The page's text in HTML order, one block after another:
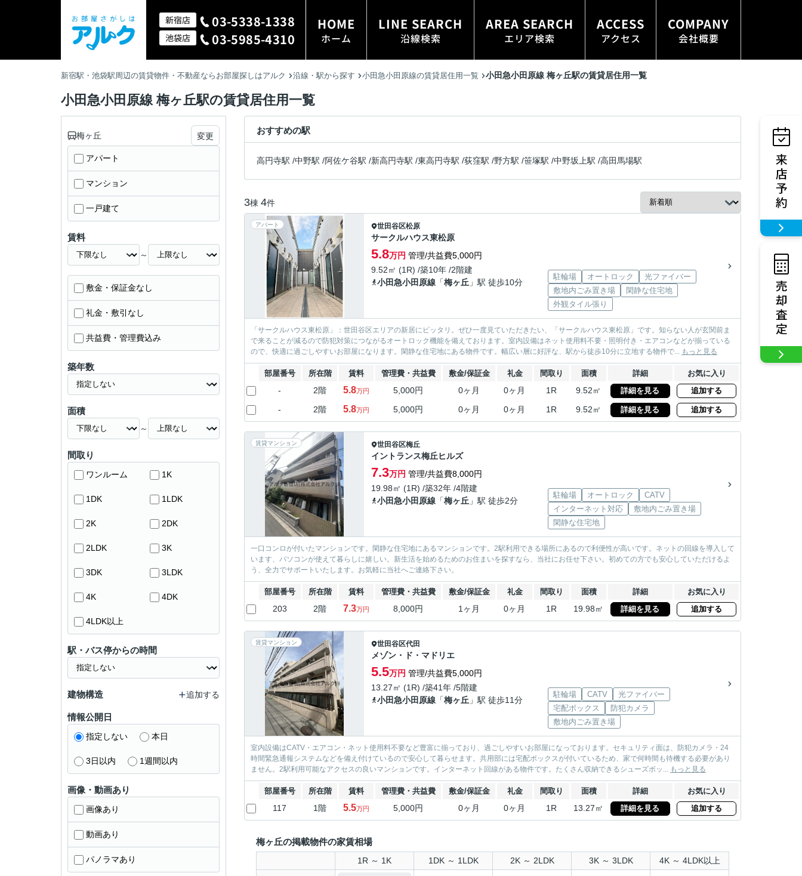
新宿店 03-5338-1338
池袋店 03-5985-4310
HOME
ホーム
LINE SEARCH
沿線検索
AREA SEARCH
エリア検索
ACCESS
アクセス
COMPANY
会社概要
新宿駅・池袋駅周辺の賃貸物件・不動産ならお部屋探しはアルク 沿線・駅から探す 小田急小田原線の賃貸居住用一覧 小田急小田原線 梅ヶ丘駅の賃貸居住用一覧
小田急小田原線 梅ヶ丘駅の賃貸居住用一覧
おすすめの駅
高円寺駅 /中野駅 /阿佐ケ谷駅 /新高円寺駅 /東高円寺駅 /荻窪駅 /野方駅 /笹塚駅 /中野坂上駅 /高田馬場駅
3棟 4件
アパート 世田谷区松原
サークルハウス東松原
5.8万円 管理/共益費5,000円
9.52㎡ (1R) /築10年 /2階建
小田急小田原線 「梅ヶ丘 」駅 徒歩10分
駐輪場 オートロック
光ファイバー
敷地内ごみ置き場
閑静な住宅地
外観タイル張り
「サークルハウス東松原」：世田谷区エリアの新居にピッタリ。ぜひ一度見ていただきたい、「サークルハウス東松原」です。知らない人が玄関前ま
で来ることが減るので防犯対策につながるオートロック機能を備えております。室内設備はネット使用料不要・照明付き・エアコンなどが揃っている
ので、快適に過ごしやすいお部屋になります。閑静な住宅地にある物件です。幅広い層に好評な、駅から徒歩10分に立地する物件で... もっと見る
部屋番号 所在階 賃料 管理費・共益費 敷金/保証金 礼金 間取り 面積 詳細 お気に入り
- 2階 5.8万円 5,000円 0ヶ月 0ヶ月 1R 9.52㎡ 詳細を見る 追加する
- 2階 5.8万円 5,000円 0ヶ月 0ヶ月 1R 9.52㎡ 詳細を見る 追加する
賃貸マンション 世田谷区梅丘
イントランス梅丘ヒルズ
7.3万円 管理/共益費8,000円
19.98㎡ (1R) /築32年 /4階建
小田急小田原線 「梅ヶ丘 」駅 徒歩2分
駐輪場 オートロック
CATV
インターネット対応
敷地内ごみ置き場
閑静な住宅地
一口コンロが付いたマンションです。閑静な住宅地にあるマンションです。2駅利用できる場所にあるので利便性が高いです。ネットの回線を導入して
います、パソコンが使えて暮らしに嬉しい。新生活を始めるためのお住まいを探すなら、当社にお任せ下さい。初めての方でも安心していただけるよ
う、全力でサポートいたします。お気軽に当社へご連絡下さい。
部屋番号 所在階 賃料 管理費・共益費 敷金/保証金 礼金 間取り 面積 詳細 お気に入り
203 2階 7.3万円 8,000円 1ヶ月 0ヶ月 1R 19.98㎡ 詳細を見る 追加する
賃貸マンション 世田谷区代田
メゾン・ド・マドリエ
5.5万円 管理/共益費5,000円
13.27㎡ (1R) /築41年 /5階建
小田急小田原線 「梅ヶ丘 」駅 徒歩11分
駐輪場 CATV
光ファイバー
宅配ボックス
防犯カメラ
敷地内ごみ置き場
室内設備はCATV・エアコン・ネット使用料不要など豊富に揃っており、過ごしやすいお部屋になっております。セキュリティ面は、防犯カメラ・24
時間緊急通報システムなどを備え付けているので安心して暮らせます。共用部には宅配ボックスが付いているため、家で何時間も待機する必要があり
ません。2駅利用可能なアクセスの良いマンションです。インターネット回線がある物件です。たくさん収納できるシューズボッ... もっと見る
部屋番号 所在階 賃料 管理費・共益費 敷金/保証金 礼金 間取り 面積 詳細 お気に入り
117 1階 5.5万円 5,000円 0ヶ月 0ヶ月 1R 13.27㎡ 詳細を見る 追加する
梅ヶ丘の掲載物件の家賃相場
1R ～ 1K 1DK ～ 1LDK 2K ～ 2LDK 3K ～ 3LDK 4K ～ 4LDK以上
梅ヶ丘 変更
アパート
マンション
一戸建て
賃料
～
敷金・保証金なし
礼金・敷引なし
共益費・管理費込み
築年数
面積
～
間取り
ワンルーム 1K
1DK 1LDK
2K 2DK
2LDK 3K
3DK 3LDK
4K 4DK
4LDK以上
駅・バス停からの時間
建物構造 追加する
情報公開日
指定しない 本日
3日以内 1週間以内
画像・動画あり
画像あり
動画あり
パノラマあり